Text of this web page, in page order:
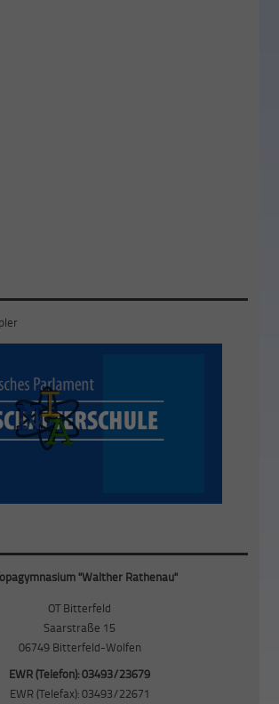
"Walther Rathenau"
OT Bitterfeld
Saarstraße 15
06749 Bitterfeld-Wolfen
EWR (Telefon): 03493/23679
EWR (Telefax): 03493/22671